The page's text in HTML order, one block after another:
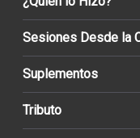
Sesiones Desde la
Suplementos
Tributo